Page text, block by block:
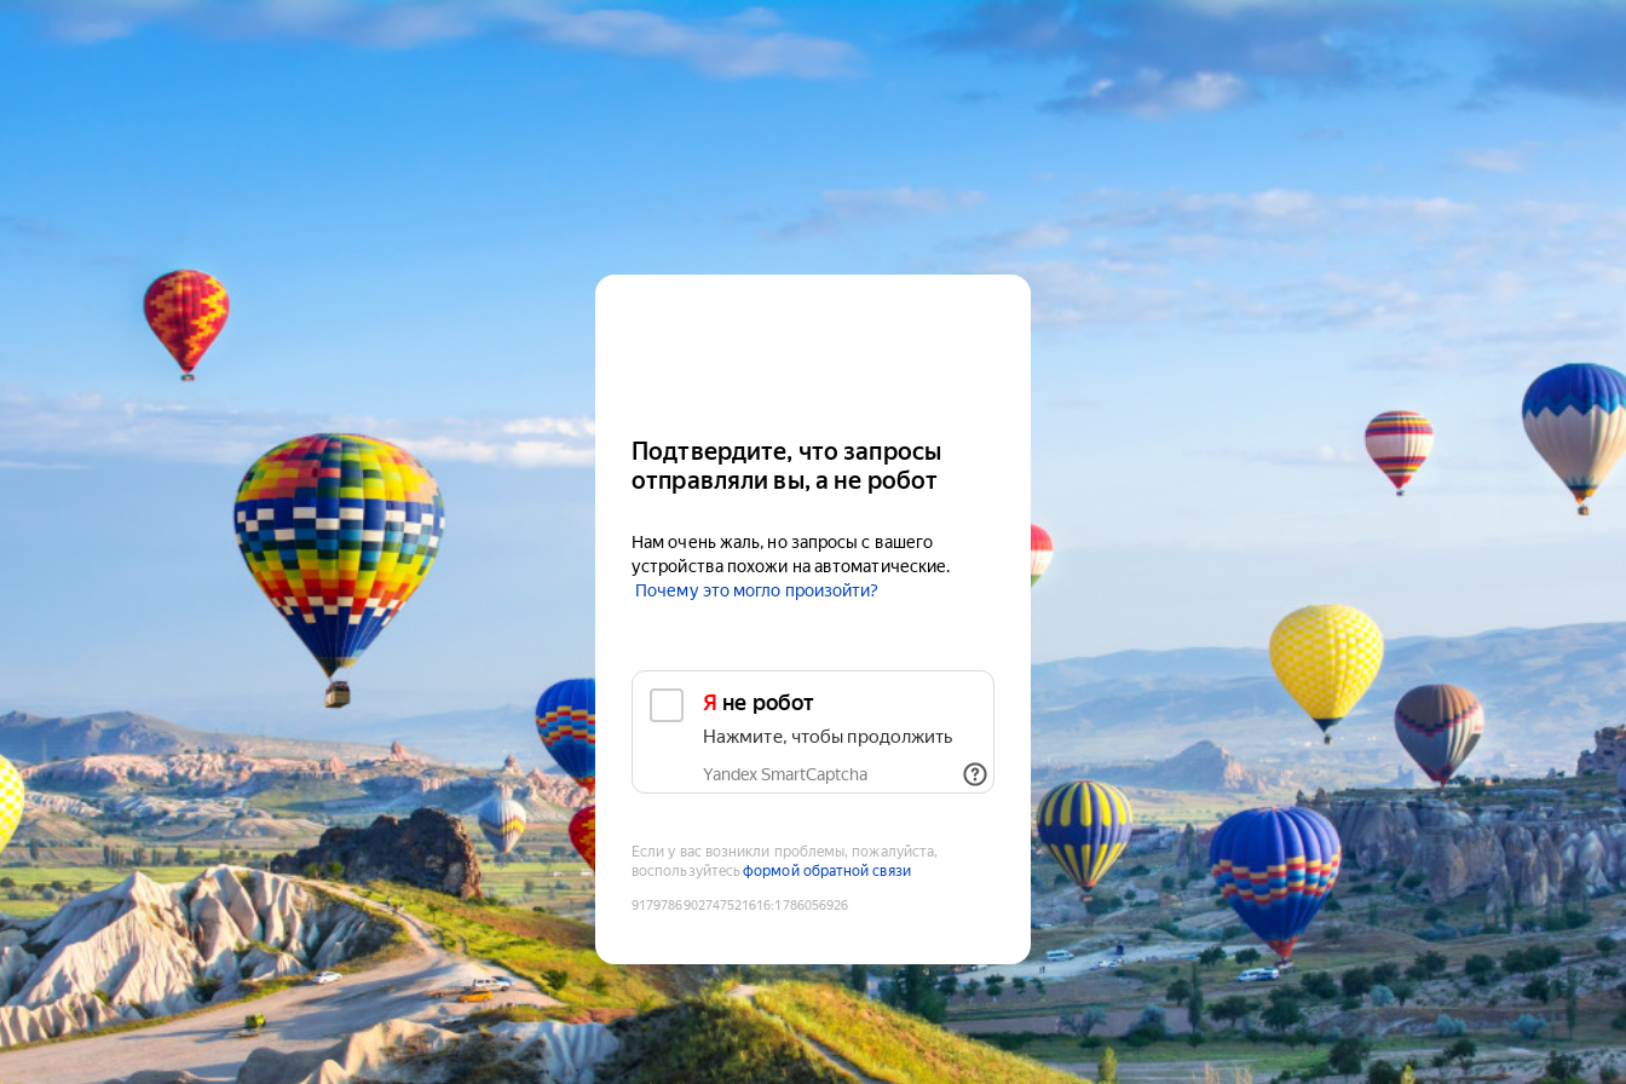
Подтвердите, что запросы
отправляли вы, а не робот
Нам очень жаль, но запросы с вашего
устройства похожи на автоматические.
Почему это могло произойти?
Я не робот
Нажмите, чтобы продолжить
Yandex SmartCaptcha
Если у вас возникли проблемы, пожалуйста,
воспользуйтесьформой обратной связи
9179786902747521616:1786056926